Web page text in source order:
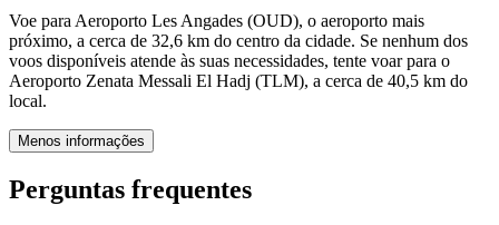
Voe para Aeroporto Les Angades (OUD), o aeroporto mais
próximo, a cerca de 32,6 km do centro da cidade. Se nenhum dos
voos disponíveis atende às suas necessidades, tente voar para o
Aeroporto Zenata Messali El Hadj (TLM), a cerca de 40,5 km do
local.
Menos informações
Perguntas frequentes